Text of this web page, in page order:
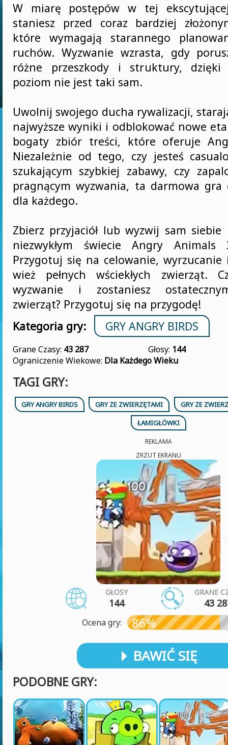
W miarę postępów w tej
staniesz przed coraz bardziej
które wymagają starannego
ruchów. Wyzwanie wzrasta, gdy
różne przeszkody i struktury, dzięki
poziom nie jest taki sam.
Uwolnij swojego ducha rywalizacji,
najwyższe wyniki i odblokować nowe
bogaty zbiór treści, które oferuje
Niezależnie od tego, czy jesteś
szukającym szybkiej zabawy, czy
pragnącym wyzwania, ta darmowa
dla każdego.
Zbierz przyjaciół lub wyzwij sam
niezwykłym świecie Angry Animals
Przygotuj się na celowanie,
wież pełnych wściekłych zwierząt.
wyzwanie i zostaniesz
zwierząt? Przygotuj się na przygodę!
Kategoria gry:
GRY ANGRY BIRDS
Grane Czasy: 43 287 Głosy: 144
Ograniczenie Wiekowe: Dla Każdego Wieku
TAGI GRY:
GRY ANGRY BIRDS GRY ZE ZWIERZĘTAMI
GRY ZE
ŁAMIGŁÓWKI
REKLAMA
ZRZUT EKRANU
GŁOSY
144
GRANE
43
Ocena gry: 86%
BAWIĆ SIĘ
PODOBNE GRY: